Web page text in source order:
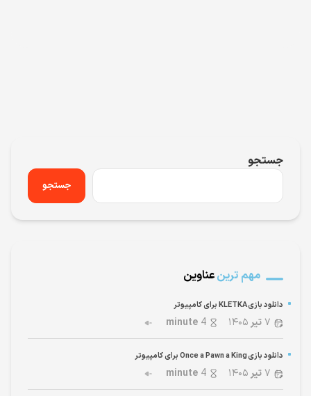
جستجو
جستجو
مهم ترینعناوین
دانلود بازی KLETKA برای کامپیوتر
۷تیر۱۴۰۵ 4
minute
دانلود بازی Once a Pawn a King برای کامپیوتر
۷تیر۱۴۰۵ 4
minute